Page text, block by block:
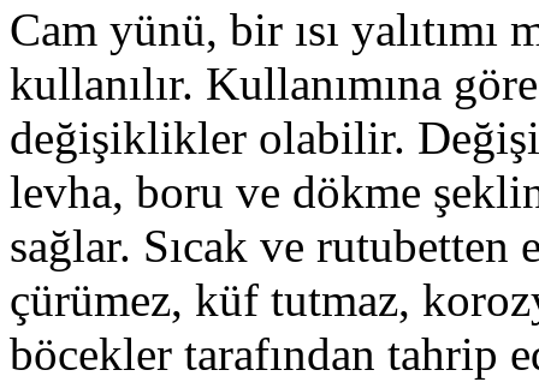
Cam yünü, bir ısı
kullanılır. Kullanımına
değişiklikler olabilir.
levha, boru ve dökme
sağlar. Sıcak ve
çürümez, küf tutmaz,
böcekler tarafından tahrip